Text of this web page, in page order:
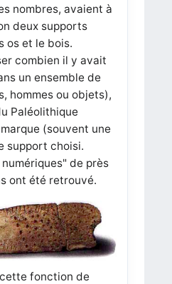
nombres, avaient à
deux supports
os et le bois.
combien il y avait
un ensemble de
hommes ou objets),
Paléolithique
(souvent une
support choisi.
de près
ont été retrouvé.
fonction de